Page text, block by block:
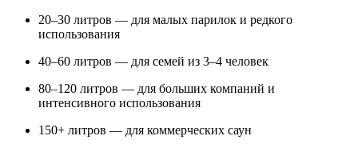
20–30 литров — для малых парилок и редкого
использования
40–60 литров — для семей из 3–4 человек
80–120 литров — для больших компаний и
интенсивного использования
150+ литров — для коммерческих саун